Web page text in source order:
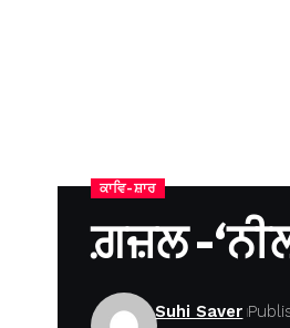
ਕਾਵਿ-ਸ਼ਾਰ
ਗ਼ਜ਼ਲ -
Suhi Saver